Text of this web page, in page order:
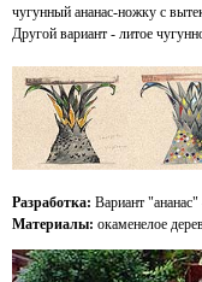
чугунный ананас-ножку с
Другой вариант - литое
Разработка: Вариант
Материалы: окаменелое